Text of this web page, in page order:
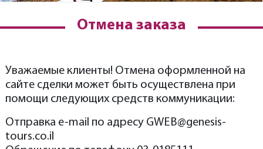
Отмена заказа
Уважаемые клиенты! Отмена оформленной на
сайте сделки может быть осуществлена при
помощи следующих средств коммуникации:
Отправка e-mail по адресу GWEB@genesis-
tours.co.il